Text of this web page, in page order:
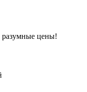
цены!